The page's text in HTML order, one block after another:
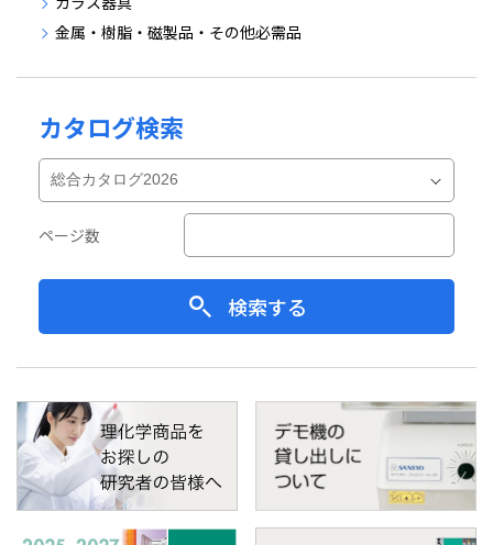
金属・樹脂・磁製品・その他必需品
カタログ検索
ページ数
検索する